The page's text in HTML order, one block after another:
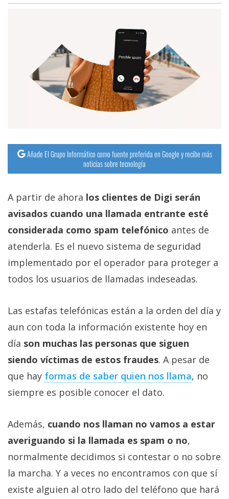
Añade El Grupo Informático como fuente preferida en Google y recibe más
noticias sobre tecnología
A partir de ahora los clientes de Digi serán
avisados cuando una llamada entrante esté
considerada como spam telefónico antes de
atenderla. Es el nuevo sistema de seguridad
implementado por el operador para proteger a
todos los usuarios de llamadas indeseadas.
Las estafas telefónicas están a la orden del día y
aun con toda la información existente hoy en
día son muchas las personas que siguen
siendo víctimas de estos fraudes. A pesar de
que hay formas de saber quien nos llama, no
siempre es posible conocer el dato.
Además, cuando nos llaman no vamos a estar
averiguando si la llamada es spam o no,
normalmente decidimos si contestar o no sobre
la marcha. Y a veces no encontramos con que sí
existe alguien al otro lado del teléfono que hará